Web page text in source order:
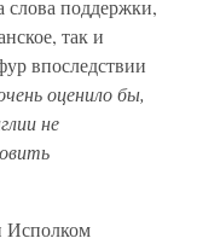
поддержки,
так и
впоследствии
оценило бы,
не
Исполком